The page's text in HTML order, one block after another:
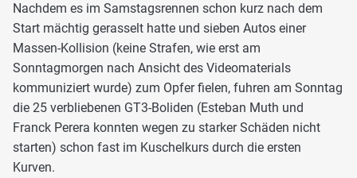
Nachdem es im Samstagsrennen schon kurz nach dem
Start mächtig gerasselt hatte und sieben Autos einer
Massen-Kollision (keine Strafen, wie erst am
Sonntagmorgen nach Ansicht des Videomaterials
kommuniziert wurde) zum Opfer fielen, fuhren am Sonntag
die 25 verbliebenen GT3-Boliden (Esteban Muth und
Franck Perera konnten wegen zu starker Schäden nicht
starten) schon fast im Kuschelkurs durch die ersten
Kurven.